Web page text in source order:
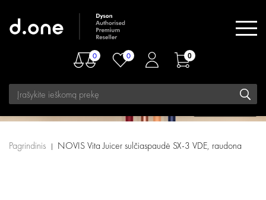
0 0 0
Pagrindinis NOVIS Vita Juicer sulčiaspaudė SX-3 VDE, raudona